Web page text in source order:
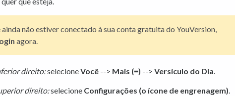
ainda não estiver conectado à sua conta gratuita do YouVersion,
agora.
direito:selecioneVocê --> Mais (≡) --> Versículo do Dia
direito:selecione Configurações (o ícone de engrenagem).